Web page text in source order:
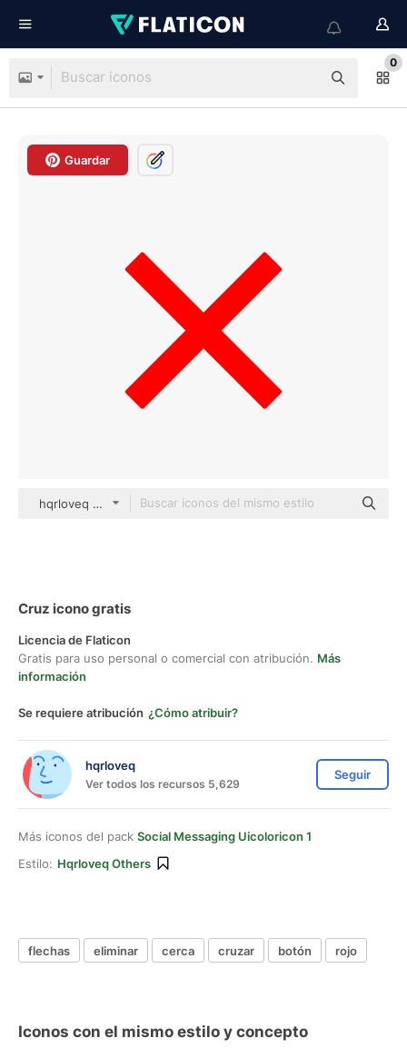
0
Guardar
hqrloveq Others
Cruz icono gratis
Licencia de Flaticon
Gratis para uso personal o comercial con atribución. Más
información
Se requiere atribución ¿Cómo atribuir?
hqrloveq
Ver todos los recursos 5,629
Seguir
Más iconos del pack Social Messaging Uicoloricon 1
Estilo: Hqrloveq Others
flechas eliminar cerca cruzar botón rojo
Iconos con el mismo estilo y concepto